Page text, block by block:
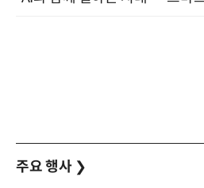
주요 행사 ❯